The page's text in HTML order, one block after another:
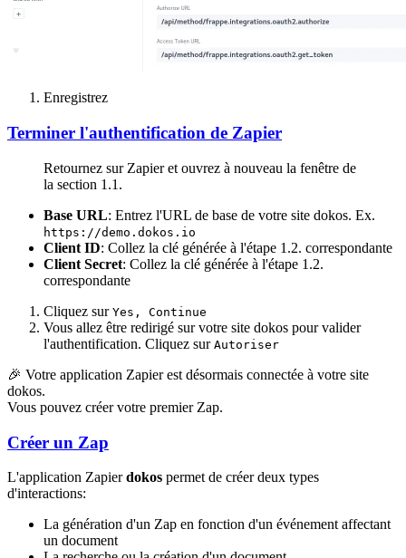
Enregistrez
Terminer l'authentification de Zapier
Retournez sur Zapier et ouvrez à nouveau la fenêtre de
la section 1.1.
Base URL: Entrez l'URL de base de votre site dokos. Ex.
https://demo.dokos.io
Client ID: Collez la clé générée à l'étape 1.2. correspondante
Client Secret: Collez la clé générée à l'étape 1.2.
correspondante
Cliquez sur Yes, Continue
Vous allez être redirigé sur votre site dokos pour valider
l'authentification. Cliquez sur Autoriser
🎉 Votre application Zapier est désormais connectée à votre site
dokos.
Vous pouvez créer votre premier Zap.
Créer un Zap
L'application Zapierdokos permet de créer deux types
d'interactions:
La génération d'un Zap en fonction d'un événement affectant
un document